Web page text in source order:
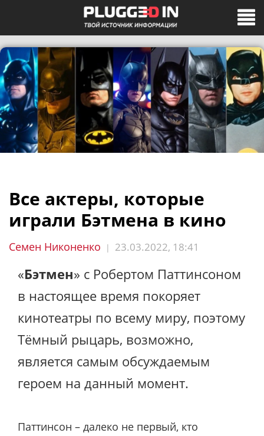
Все актеры, которые
играли Бэтмена в кино
Семен Никоненко | 23.03.2022, 18:41
«Бэтмен» с Робертом Паттинсоном
в настоящее время покоряет
кинотеатры по всему миру, поэтому
Тёмный рыцарь, возможно,
является самым обсуждаемым
героем на данный момент.
Паттинсон – далеко не первый, кто